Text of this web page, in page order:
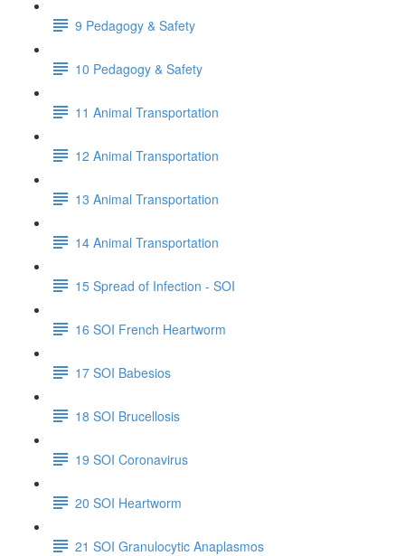
9 Pedagogy & Safety
10 Pedagogy & Safety
11 Animal Transportation
12 Animal Transportation
13 Animal Transportation
14 Animal Transportation
15 Spread of Infection - SOI
16 SOI French Heartworm
17 SOI Babesios
18 SOI Brucellosis
19 SOI Coronavirus
20 SOI Heartworm
21 SOI Granulocytic Anaplasmos